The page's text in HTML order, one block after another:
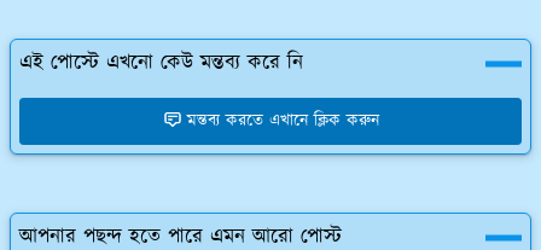
এই পোস্টে এখনো কেউ মন্তব্য করে নি
মন্তব্য করতে এখানে ক্লিক করুন
আপনার পছন্দ হতে পারে এমন আরো পোস্ট